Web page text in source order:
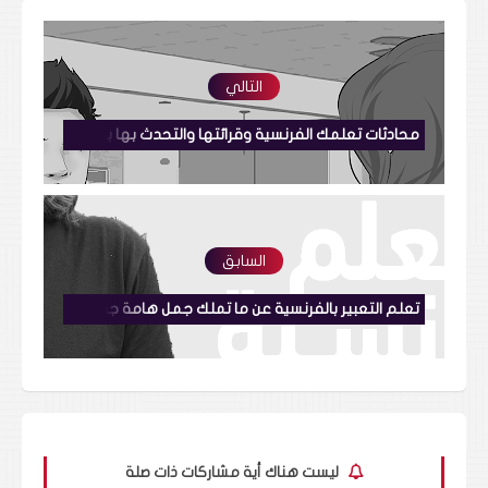
التالي
السابق
ليست هناك أية مشاركات ذات صلة